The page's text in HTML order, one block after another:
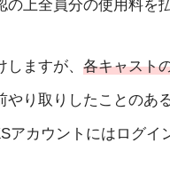
の上全員分の使用料を
ますが、 各キャスト
やり取りしたことのあ
アカウントにはログ